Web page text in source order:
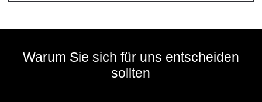
Warum Sie sich für uns entscheiden
sollten